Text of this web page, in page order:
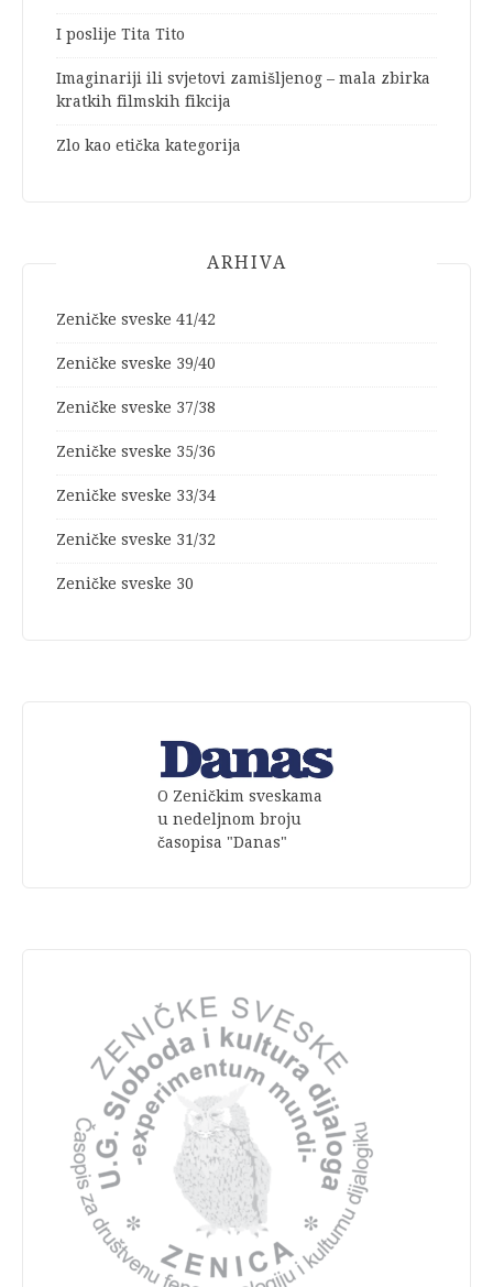
I poslije Tita Tito
Imaginariji ili svjetovi zamišljenog – mala zbirka
kratkih filmskih fikcija
Zlo kao etička kategorija
ARHIVA
Zeničke sveske 41/42
Zeničke sveske 39/40
Zeničke sveske 37/38
Zeničke sveske 35/36
Zeničke sveske 33/34
Zeničke sveske 31/32
Zeničke sveske 30
O Zeničkim sveskama
u nedeljnom broju
časopisa "Danas"